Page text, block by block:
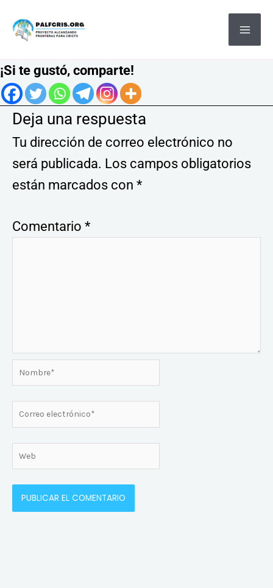
¡Si te gustó, comparte!
Deja una respuesta
Tu dirección de correo electrónico no
será publicada. Los campos obligatorios
están marcados con *
Comentario *
Nombre*
Correo
electrónico*
Web